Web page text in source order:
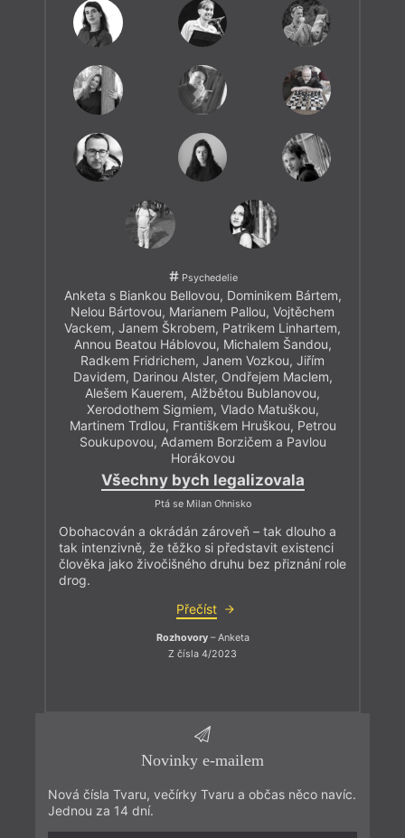
Psychedelie
Anketa s Biankou Bellovou, Dominikem Bártem,
Nelou Bártovou, Marianem Pallou, Vojtěchem
Vackem, Janem Škrobem, Patrikem Linhartem,
Annou Beatou Háblovou, Michalem Šandou,
Radkem Fridrichem, Janem Vozkou, Jiřím
Davidem, Darinou Alster, Ondřejem Maclem,
Alešem Kauerem, Alžbětou Bublanovou,
Xerodothem Sigmiem, Vlado Matuškou,
Martinem Trdlou, Františkem Hruškou, Petrou
Soukupovou, Adamem Borzičem a Pavlou
Horákovou
Všechny bych legalizovala
Ptá se Milan Ohnisko
Obohacován a okrádán zároveň – tak dlouho a
tak intenzivně, že těžko si představit existenci
člověka jako živočišného druhu bez přiznání role
drog.
Přečíst
Rozhovory– Anketa
Z čísla 4/2023
Novinky e-mailem
Nová čísla Tvaru, večírky Tvaru a občas něco navíc.
Jednou za 14 dní.